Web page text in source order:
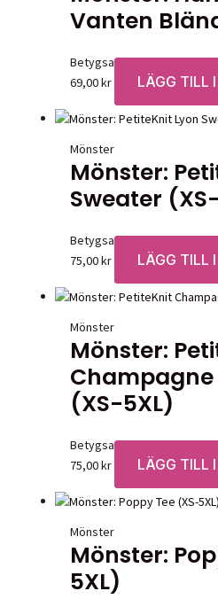
Vanten
Betygsatt0av 5
69,00kr LÄGG TILL
Mönster
Mönster:
Sweater
Betygsatt0av 5
75,00kr LÄGG TILL
Mönster
Mönster:
(XS-5XL)
Betygsatt0av 5
75,00kr LÄGG TILL
Mönster
Mönster:
5XL)